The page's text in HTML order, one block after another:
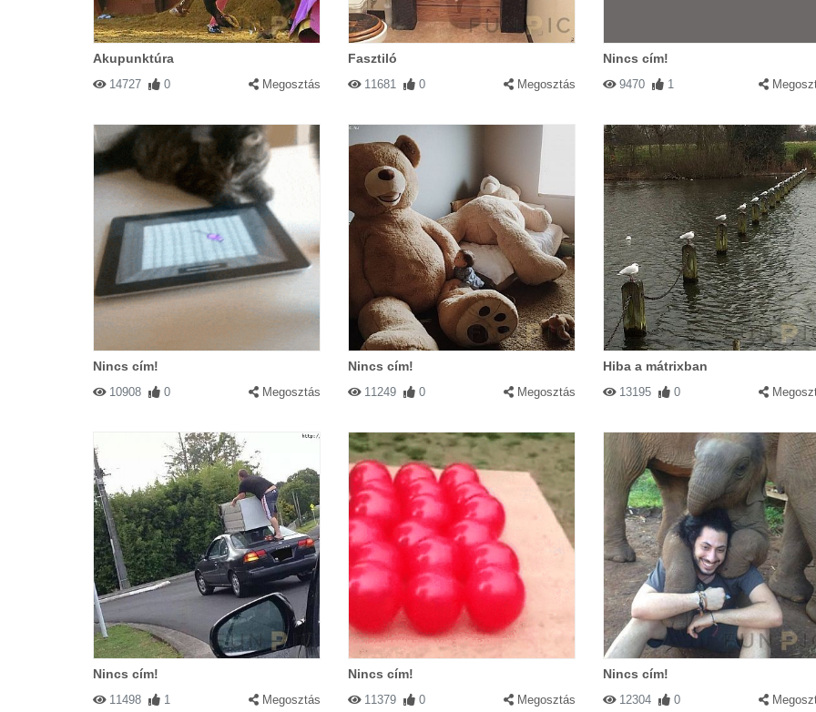
Akupunktúra
14727 0 Megosztás
Fasztiló
11681 0 Megosztás
Nincs cím!
9470 1
Nincs cím!
10908 0 Megosztás
Nincs cím!
11249 0 Megosztás
Hiba a mátrixban
13195 0
Nincs cím!
11498 1 Megosztás
Nincs cím!
11379 0 Megosztás
Nincs cím!
12304 0